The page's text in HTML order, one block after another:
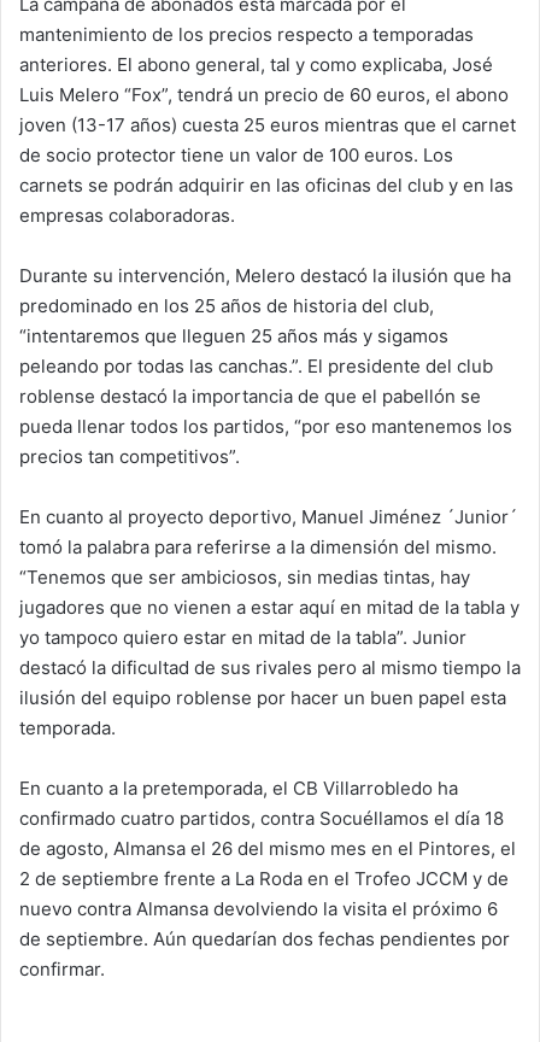
mantenimiento de los precios respecto a temporadas
anteriores. El abono general, tal y como explicaba, José
Luis Melero “Fox”, tendrá un precio de 60 euros, el abono
joven (13-17 años) cuesta 25 euros mientras que el carnet
de socio protector tiene un valor de 100 euros. Los
carnets se podrán adquirir en las oficinas del club y en las
empresas colaboradoras.
Durante su intervención, Melero destacó la ilusión que ha
predominado en los 25 años de historia del club,
“intentaremos que lleguen 25 años más y sigamos
peleando por todas las canchas.”. El presidente del club
roblense destacó la importancia de que el pabellón se
pueda llenar todos los partidos, “por eso mantenemos los
precios tan competitivos”.
En cuanto al proyecto deportivo, Manuel Jiménez ´Junior´
tomó la palabra para referirse a la dimensión del mismo.
“Tenemos que ser ambiciosos, sin medias tintas, hay
jugadores que no vienen a estar aquí en mitad de la tabla y
yo tampoco quiero estar en mitad de la tabla”. Junior
destacó la dificultad de sus rivales pero al mismo tiempo la
ilusión del equipo roblense por hacer un buen papel esta
temporada.
En cuanto a la pretemporada, el CB Villarrobledo ha
confirmado cuatro partidos, contra Socuéllamos el día 18
de agosto, Almansa el 26 del mismo mes en el Pintores, el
2 de septiembre frente a La Roda en el Trofeo JCCM y de
nuevo contra Almansa devolviendo la visita el próximo 6
de septiembre. Aún quedarían dos fechas pendientes por
confirmar.